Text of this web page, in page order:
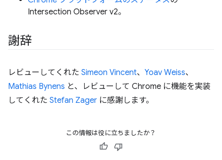
Intersection Observer v2。
謝辞
レビューしてくれた Simeon Vincent、 Yoav Weiss、
Mathias Bynens と、レビューして Chrome に機能を実装
してくれた Stefan Zager に感謝します。
この情報は役に立ちましたか？